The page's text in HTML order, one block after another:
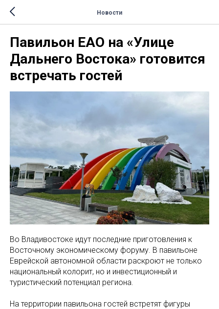
Новости
Павильон ЕАО на «Улице
Дальнего Востока» готовится
встречать гостей
Во Владивостоке идут последние приготовления к
Восточному экономическому форуму. В павильоне
Еврейской автономной области раскроют не только
национальный колорит, но и инвестиционный и
туристический потенциал региона.
На территории павильона гостей встретят фигуры